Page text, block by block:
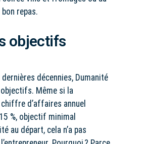
repas.
objectifs
décennies, Dumanité
Même si la
d’affaires annuel
%, objectif minimal
au départ, cela n’a pas